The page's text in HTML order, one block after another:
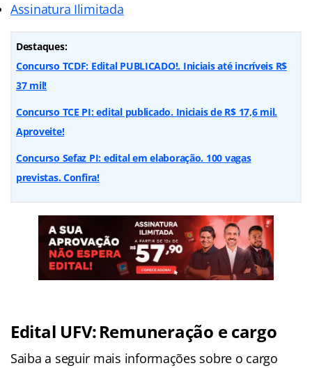
Assinatura Ilimitada
Destaques:
Concurso TCDF: Edital PUBLICADO!. Iniciais até incríveis R$
37 mil!
Concurso TCE PI: edital publicado. Iniciais de R$ 17,6 mil.
Aproveite!
Concurso Sefaz PI: edital em elaboração. 100 vagas
previstas. Confira!
Edital UFV: Remuneração e cargo
Saiba a seguir mais informações sobre o cargo